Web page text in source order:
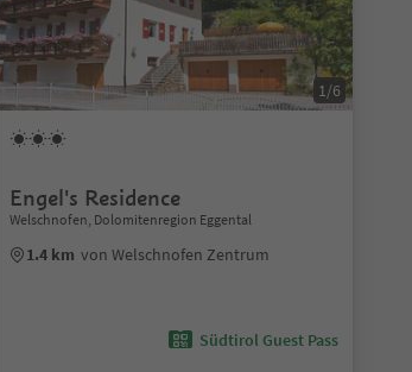
1/6
Engel's Residence
Welschnofen, Dolomitenregion Eggental
1.4 km von Welschnofen Zentrum
Südtirol Guest Pass